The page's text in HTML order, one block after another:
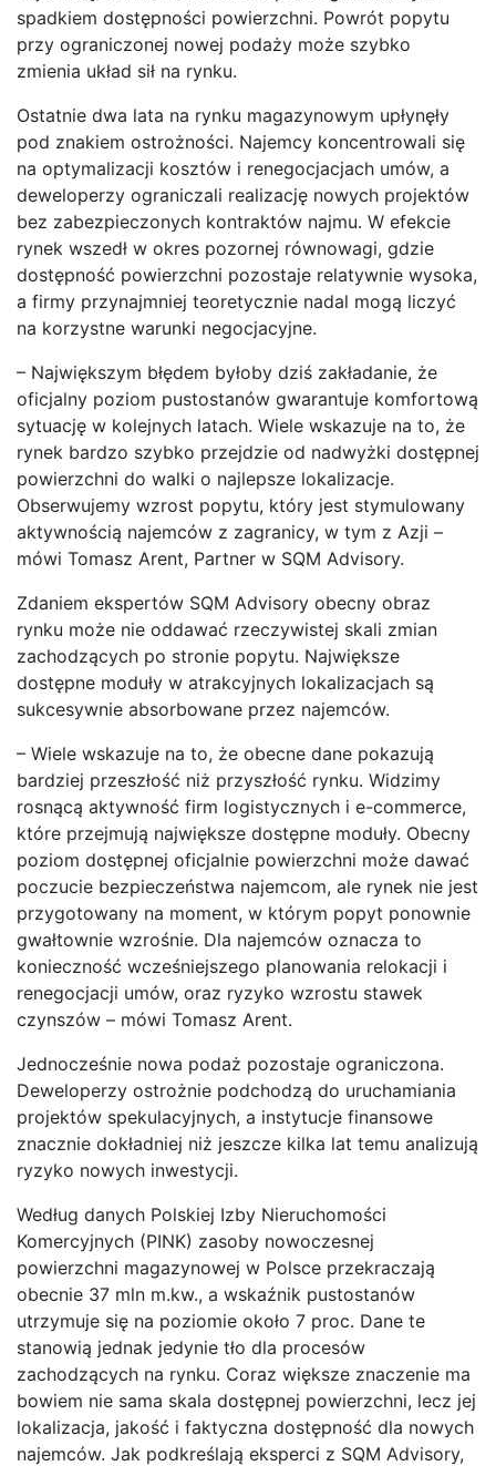
spadkiem dostępności powierzchni. Powrót popytu
przy ograniczonej nowej podaży może szybko
zmienia układ sił na rynku.
Ostatnie dwa lata na rynku magazynowym upłynęły
pod znakiem ostrożności. Najemcy koncentrowali się
na optymalizacji kosztów i renegocjacjach umów, a
deweloperzy ograniczali realizację nowych projektów
bez zabezpieczonych kontraktów najmu. W efekcie
rynek wszedł w okres pozornej równowagi, gdzie
dostępność powierzchni pozostaje relatywnie wysoka,
a firmy przynajmniej teoretycznie nadal mogą liczyć
na korzystne warunki negocjacyjne.
– Największym błędem byłoby dziś zakładanie, że
oficjalny poziom pustostanów gwarantuje komfortową
sytuację w kolejnych latach. Wiele wskazuje na to, że
rynek bardzo szybko przejdzie od nadwyżki dostępnej
powierzchni do walki o najlepsze lokalizacje.
Obserwujemy wzrost popytu, który jest stymulowany
aktywnością najemców z zagranicy, w tym z Azji –
mówi Tomasz Arent, Partner w SQM Advisory.
Zdaniem ekspertów SQM Advisory obecny obraz
rynku może nie oddawać rzeczywistej skali zmian
zachodzących po stronie popytu. Największe
dostępne moduły w atrakcyjnych lokalizacjach są
sukcesywnie absorbowane przez najemców.
– Wiele wskazuje na to, że obecne dane pokazują
bardziej przeszłość niż przyszłość rynku. Widzimy
rosnącą aktywność firm logistycznych i e-commerce,
które przejmują największe dostępne moduły. Obecny
poziom dostępnej oficjalnie powierzchni może dawać
poczucie bezpieczeństwa najemcom, ale rynek nie jest
przygotowany na moment, w którym popyt ponownie
gwałtownie wzrośnie. Dla najemców oznacza to
konieczność wcześniejszego planowania relokacji i
renegocjacji umów, oraz ryzyko wzrostu stawek
czynszów – mówi Tomasz Arent.
Jednocześnie nowa podaż pozostaje ograniczona.
Deweloperzy ostrożnie podchodzą do uruchamiania
projektów spekulacyjnych, a instytucje finansowe
znacznie dokładniej niż jeszcze kilka lat temu analizują
ryzyko nowych inwestycji.
Według danych Polskiej Izby Nieruchomości
Komercyjnych (PINK) zasoby nowoczesnej
powierzchni magazynowej w Polsce przekraczają
obecnie 37 mln m.kw., a wskaźnik pustostanów
utrzymuje się na poziomie około 7 proc. Dane te
stanowią jednak jedynie tło dla procesów
zachodzących na rynku. Coraz większe znaczenie ma
bowiem nie sama skala dostępnej powierzchni, lecz jej
lokalizacja, jakość i faktyczna dostępność dla nowych
najemców. Jak podkreślają eksperci z SQM Advisory,